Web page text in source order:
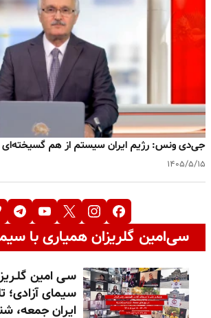
جی‌دی ونس: رژیم ایران سیستم از هم گسیخته‌ای
۱۴۰۵/۵/۱۵
سی‌امین گلریزان همیاری با
سـی امین
سیمای آزادی؛
ایران جمعه،